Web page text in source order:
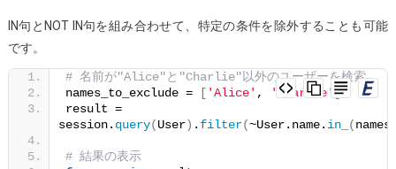
IN句とNOT IN句を組み合わせて、特定の条件を除外することも可能
です。
# 名前が"Alice"と"Charlie"以外のユーザーを検索
names_to_exclude =
[ 'Alice' , 'Charlie' ]
result =
session. query(User) . filter(~User.name. in_ (
# 結果の表示